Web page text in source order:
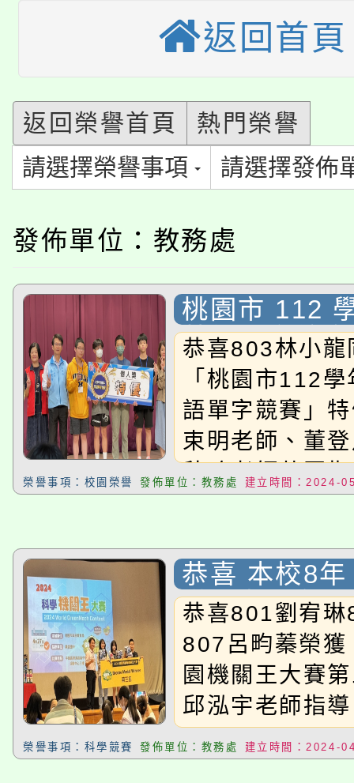
份教師研習
淨零綠生活教案入校路
115年食農教育專業人
程
「本色祭」8/29、30在
場熱烈登場!
8/21下午1時於龍潭區
徵才活動。
YOUNG桃局內行報名
開!
115年桃園市運動會8/
田徑場及游泳池舉行。
桃園市低收入戶享有免
視費優惠，中低收入戶
半價優惠，詳情可洽有
者。
大園自造教育及科技中
份教師增能研習
大溪自造教育及科技中
份教師研習
淨零綠生活教案入校路
會
115年食農教育專業人
程
返回首頁
返回榮譽首頁
熱門榮譽
請選擇榮譽事項
請選擇發佈
發佈單位：教務處
桃園市 112
英語單字競賽
恭喜803林小龍
「桃園市112
語單字競賽」
束明老師、董
秋珍老師共同
榮譽事項：校園榮譽 發佈單位：教務處 建立時間：2024-
恭喜 本校8
琳 4班吳宥
蓁 同學參加
園機關王大
第三名
恭喜801劉宥
807呂畇蓁榮
園機關王大賽
邱泓宇老師指導
榮譽事項：科學競賽 發佈單位：教務處 建立時間：2024-